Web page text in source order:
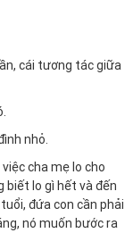
cái tương tác giữa
nhỏ.
cha mẹ lo cho
biết lo gì hết và đến
đứa con cần phải
nó muốn bước ra